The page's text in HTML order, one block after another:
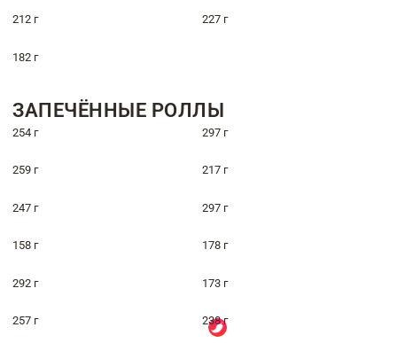
212 г 227 г
182 г
ЗАПЕЧЁННЫЕ РОЛЛЫ
254 г 297 г
259 г 217 г
247 г 297 г
158 г 178 г
292 г 173 г
257 г 238 г